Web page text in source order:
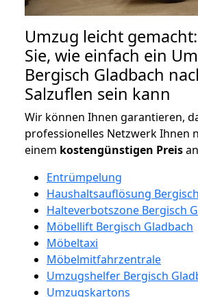
Umzug leicht
Sie, wie einfach ein
Bergisch Gladbach
Salzuflen sein kann
Wir können Ihnen garantieren,
professionelles Netzwerk Ihnen
einem kostengünstigen Preis
Entrümpelung
Haushaltsauflösung
Halteverbotszone Bergisch
Möbellift Bergisch Gladbach
Möbeltaxi
Möbelmitfahrzentrale
Umzugshelfer Bergisch
Umzugskartons